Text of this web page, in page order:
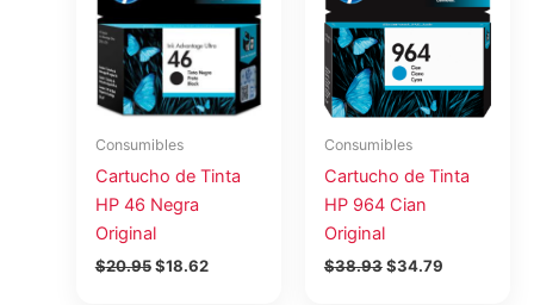
Consumibles
Cartucho de Tinta
HP 46 Negra
Original
$20.95
$20.95.
$18.62
es:
$18.62.
Consumibles
Cartucho de Tinta
HP 964 Cian
Original
$38.93
$38.93.
$34.79
es:
$34.79.